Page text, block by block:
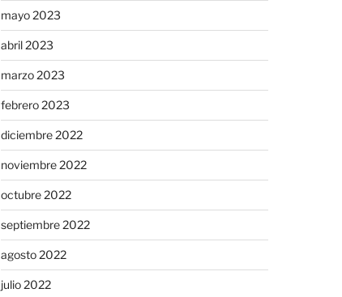
mayo 2023
abril 2023
marzo 2023
febrero 2023
diciembre 2022
noviembre 2022
octubre 2022
septiembre 2022
agosto 2022
julio 2022